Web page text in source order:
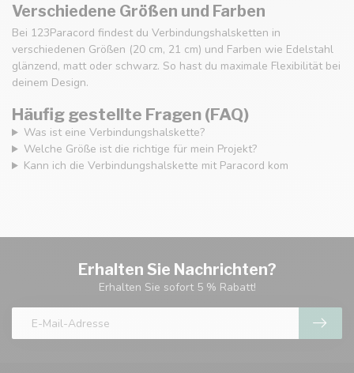
Verschiedene Größen und Farben
Bei 123Paracord findest du Verbindungshalsketten in
verschiedenen Größen (20 cm, 21 cm) und Farben wie Edelstahl
glänzend, matt oder schwarz. So hast du maximale Flexibilität bei
deinem Design.
Häufig gestellte Fragen (FAQ)
Was ist eine Verbindungshalskette?
Welche Größe ist die richtige für mein Projekt?
Kann ich die Verbindungshalskette mit Paracord kom
Erhalten Sie Nachrichten?
Erhalten Sie sofort 5 % Rabatt!